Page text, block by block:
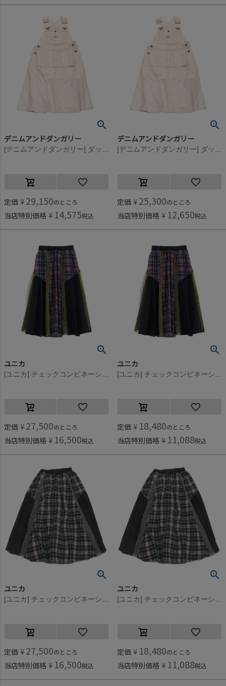
デニムアンドダンガリー
定価 ¥ 29,150のところ
当店特別価格 ¥ 14,575税込
デニムアンドダンガリー
定価 ¥ 25,300のところ
当店特別価格 ¥ 12,650税込
ユニカ
定価 ¥ 27,500のところ
当店特別価格 ¥ 16,500税込
ユニカ
定価 ¥ 18,480のところ
当店特別価格 ¥ 11,088税込
ユニカ
定価 ¥ 27,500のところ
当店特別価格 ¥ 16,500税込
ユニカ
定価 ¥ 18,480のところ
当店特別価格 ¥ 11,088税込